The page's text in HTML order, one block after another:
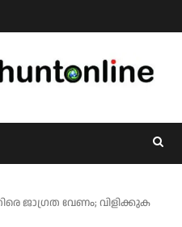
ജാഗ്രത വേണം; വിളിക്കുക